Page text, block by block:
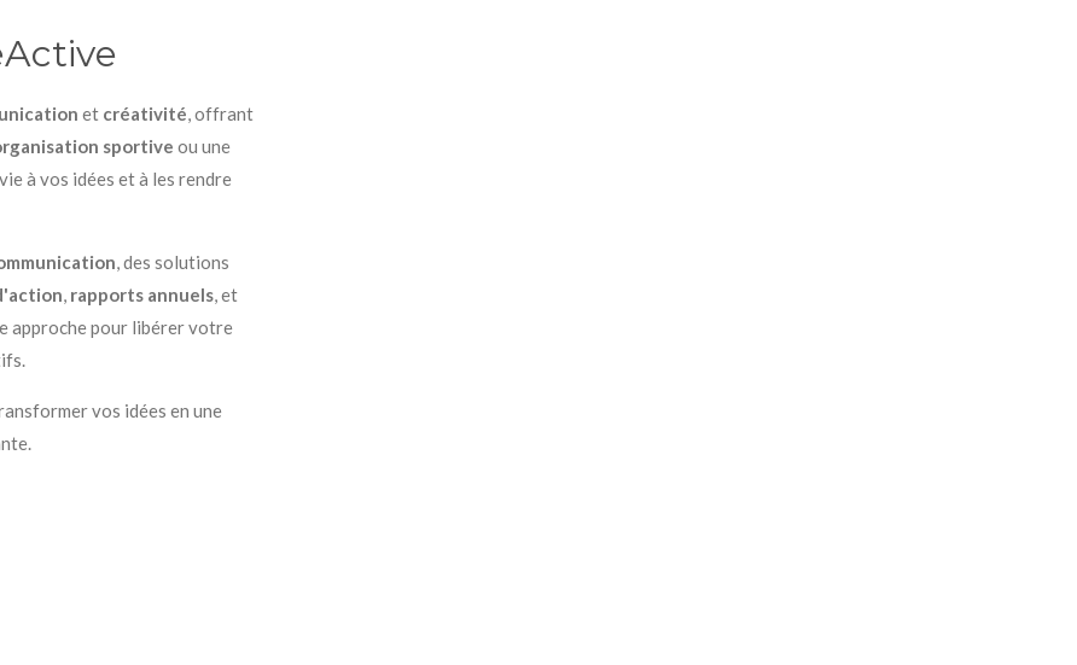
et créativité, offrant
sportive ou une
à vos idées et à les rendre
, des solutions
, rapports annuels, et
approche pour libérer votre
vos idées en une